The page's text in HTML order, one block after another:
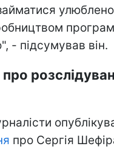
- підсумував він.
про Сергія